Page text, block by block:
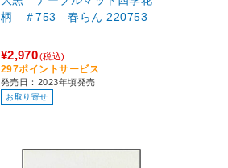
柄 ＃753 春らん 220753
¥2,970(税込)
297ポイントサービス
発売日：2023年頃発売
お取り寄せ